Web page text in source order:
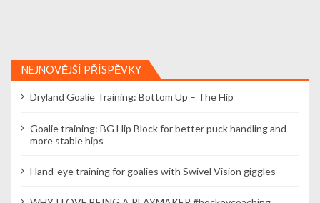
NEJNOVĚJŠÍ PŘÍSPĚVKY
Dryland Goalie Training: Bottom Up – The Hip
Goalie training: BG Hip Block for better puck handling and
more stable hips
Hand-eye training for goalies with Swivel Vision giggles